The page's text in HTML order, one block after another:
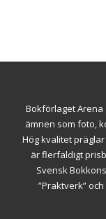
Bokförlaget
ämnen som foto,
Hög kvalitet
är flerfaldigt
Svensk
”Praktverk”